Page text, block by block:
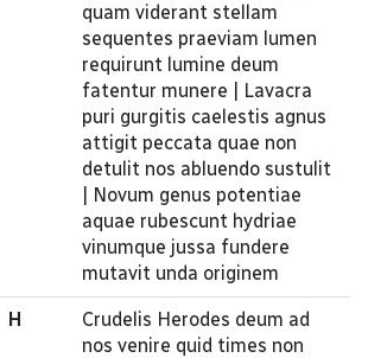
quam viderant stellam
sequentes praeviam lumen
requirunt lumine deum
fatentur munere | Lavacra
puri gurgitis caelestis agnus
attigit peccata quae non
detulit nos abluendo sustulit
| Novum genus potentiae
aquae rubescunt hydriae
vinumque jussa fundere
mutavit unda originem
H
Crudelis Herodes deum ad
nos venire quid times non